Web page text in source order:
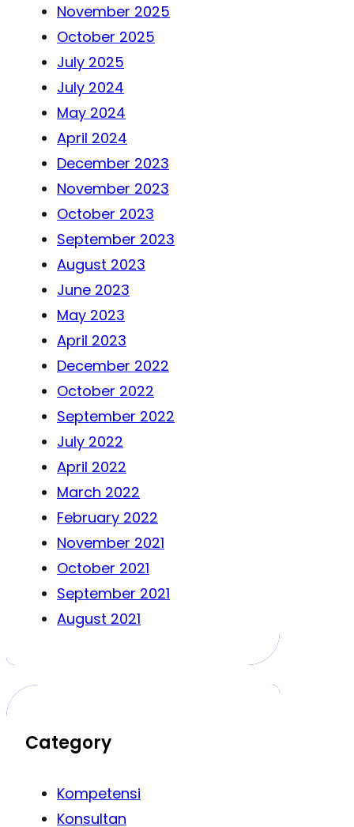
November 2025
October 2025
July 2025
July 2024
May 2024
April 2024
December 2023
November 2023
October 2023
September 2023
August 2023
June 2023
May 2023
April 2023
December 2022
October 2022
September 2022
July 2022
April 2022
March 2022
February 2022
November 2021
October 2021
September 2021
August 2021
Category
Kompetensi
Konsultan